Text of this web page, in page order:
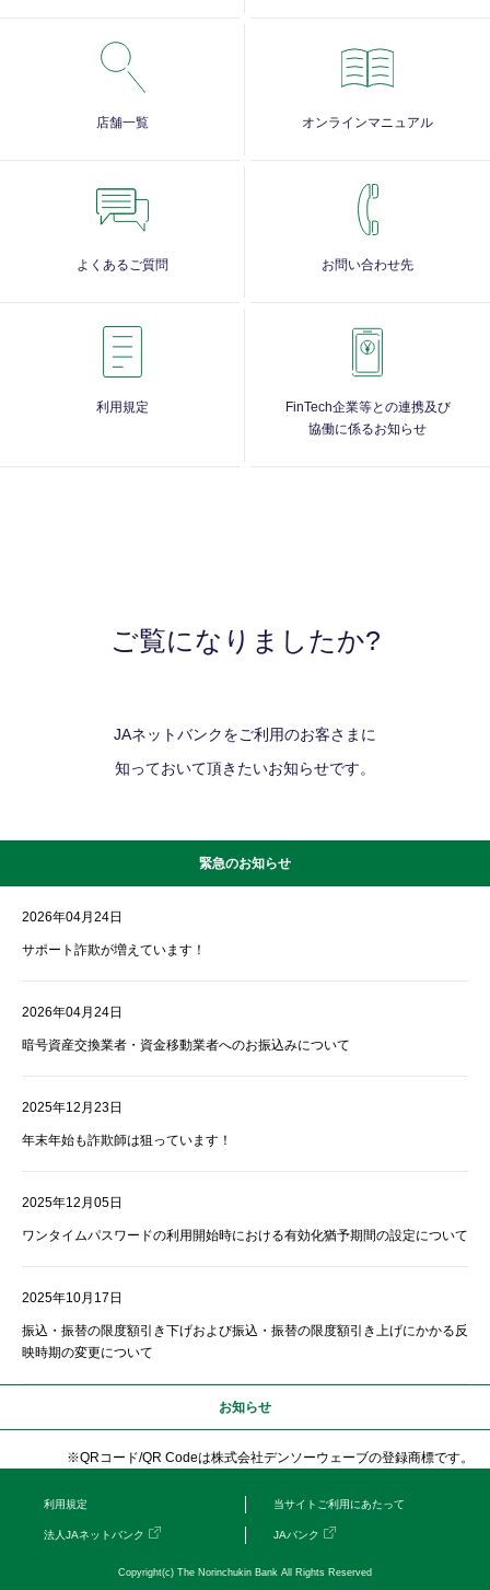
店舗一覧 オンラインマニュアル
よくあるご質問 お問い合わせ先
利用規定
FinTech企業等との連携及び
協働に係るお知らせ
ご覧になりましたか?
JAネットバンクをご利用のお客さまに
知っておいて頂きたいお知らせです。
緊急のお知らせ
2026年04月24日
サポート詐欺が増えています！
2026年04月24日
暗号資産交換業者・資金移動業者へのお振込みについて
2025年12月23日
年末年始も詐欺師は狙っています！
2025年12月05日
ワンタイムパスワードの利用開始時における有効化猶予期間の設定について
2025年10月17日
振込・振替の限度額引き下げおよび振込・振替の限度額引き上げにかかる反
映時期の変更について
お知らせ
※QRコード/QR Codeは株式会社デンソーウェーブの登録商標です。
利用規定 当サイトご利用にあたって
法人JAネットバンク JAバンク
Copyright(c) The Norinchukin Bank All Rights Reserved